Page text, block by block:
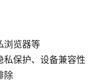
浏览器等
私保护、设备兼容性
除